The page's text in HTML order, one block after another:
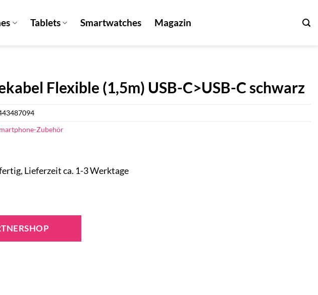
Tablets Smartwatches Magazin
Flexible (1,5m) USB-C>USB-C schwarz
Lieferzeit ca. 1-3 Werktage
Zubehör